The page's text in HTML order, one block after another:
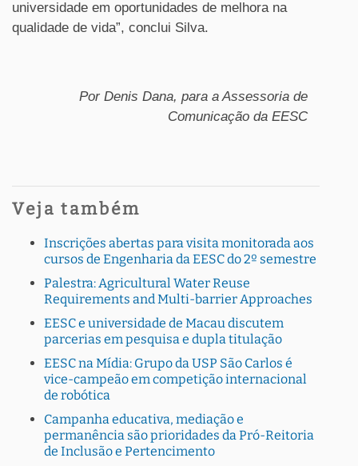
universidade em oportunidades de melhora na
qualidade de vida”, conclui Silva.
Por Denis Dana, para a Assessoria de
Comunicação da EESC
Veja também
Inscrições abertas para visita monitorada aos
cursos de Engenharia da EESC do 2º semestre
Palestra: Agricultural Water Reuse
Requirements and Multi-barrier Approaches
EESC e universidade de Macau discutem
parcerias em pesquisa e dupla titulação
EESC na Mídia: Grupo da USP São Carlos é
vice-campeão em competição internacional
de robótica
Campanha educativa, mediação e
permanência são prioridades da Pró-Reitoria
de Inclusão e Pertencimento